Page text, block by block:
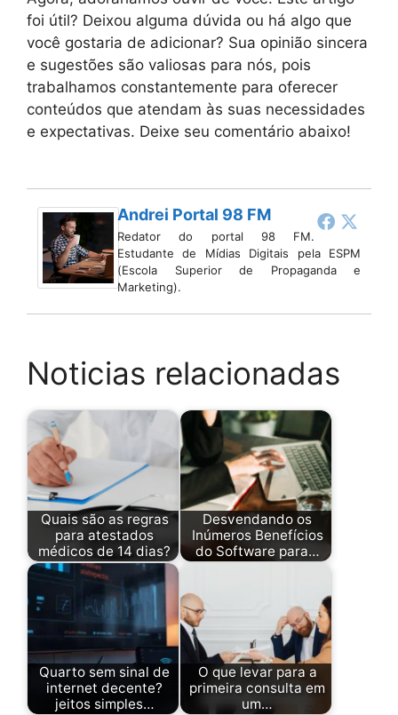
foi útil? Deixou alguma dúvida ou há algo que
você gostaria de adicionar? Sua opinião sincera
e sugestões são valiosas para nós, pois
trabalhamos constantemente para oferecer
conteúdos que atendam às suas necessidades
e expectativas. Deixe seu comentário abaixo!
Andrei Portal 98 FM
Redator do portal 98 FM.
Estudante de Mídias Digitais pela ESPM
(Escola Superior de Propaganda e
Marketing).
Noticias relacionadas
Quais são as regras
para atestados
médicos de 14 dias?
Desvendando os
Inúmeros Benefícios
do Software para…
Quarto sem sinal de
internet decente?
jeitos simples…
O que levar para a
primeira consulta em
um…